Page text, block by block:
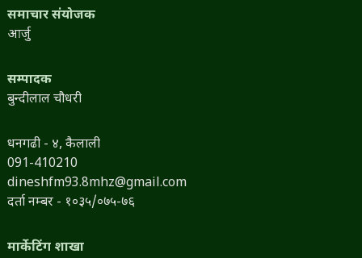
समाचार संयोजक
आर्जु
सम्पादक
बुन्दीलाल चौधरी
धनगढी - ४, कैलाली
091-410210
dineshfm93.8mhz@gmail.com
दर्ता नम्बर - १०३५/०७५-७६
मार्केटिंग शाखा